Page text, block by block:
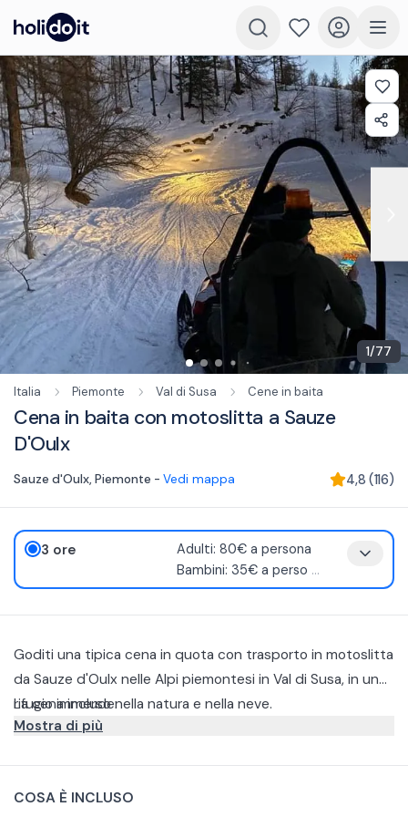
1/77
Italia Piemonte Val di Susa Cene in baita
Cena in baita con motoslitta a Sauze
D'Oulx
Sauze d'Oulx, Piemonte - Vedi mappa 4,8 (116)
3 ore
Adulti: 80€ a persona
Bambini: 35€ a perso ...
Goditi una tipica cena in quota con trasporto in motoslitta
da Sauze d'Oulx nelle Alpi piemontesi in Val di Susa, in un
rifugio immerso nella natura e nella neve.
La cena include:
Aperitivo a buffet.
Dolce della casa.
Raviolo ripieno di formaggio di capra, fichi al burro e salvia
Mostra di più
COSA È INCLUSO